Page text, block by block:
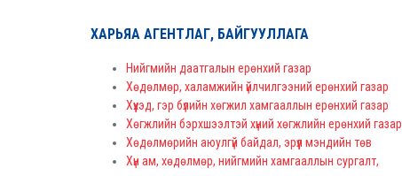
ХАРЬЯА АГЕНТЛАГ, БАЙГУУЛЛАГА
Нийгмийн даатгалын ерөнхий газар
Хөдөлмөр, халамжийн үйлчилгээний ерөнхий газар
Хүүхэд, гэр бүлийн хөгжил хамгааллын ерөнхий газар
Хөгжлийн бэрхшээлтэй хүний хөгжлийн ерөнхий газар
Хөдөлмөрийн аюулгүй байдал, эрүүл мэндийн төв
Хүн ам, хөдөлмөр, нийгмийн хамгааллын сургалт,